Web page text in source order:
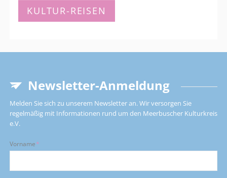
einer
uralten
KULTUR-REISEN
Newsletter-Anmeldung
Melden Sie sich zu unserem Newsletter an. Wir versorgen Sie
regelmäßig mit Informationen rund um den Meerbuscher Kulturkreis
e.V.
Pflichtfeld
Vorname*